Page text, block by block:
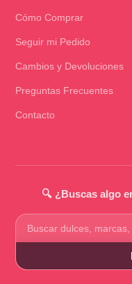
Cómo Comprar
Seguir mi Pedido
Cambios y Devoluciones
Preguntas Frecuentes
Contacto
🔍 ¿Buscas algo
Buscar
productos